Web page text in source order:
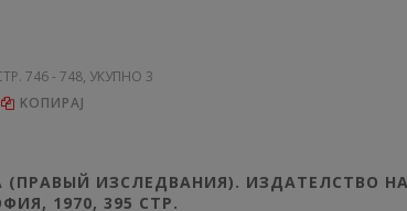
746 - 748, УКУПНО 3
KОПИРАЈ
ИЗСЛЕДВАНИЯ). ИЗДАТЕЛСТВО НА
1970, 395 СТР.